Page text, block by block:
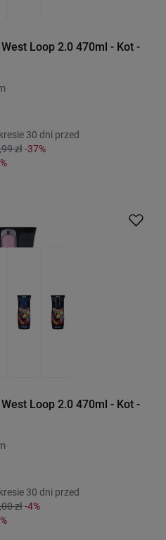
Loop 2.0 470ml - Kot -
30 dni przed
zł-37%
Loop 2.0 470ml - Kot -
30 dni przed
zł-4%